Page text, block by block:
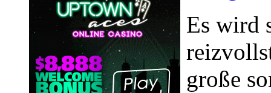
Es wird
große